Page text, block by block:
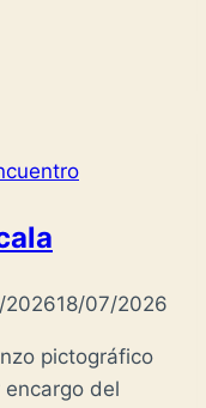
202618/07/2026
pictográfico
del